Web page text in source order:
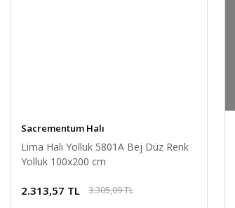
Sacrementum Halı
Lima Halı Yolluk 5801A Bej Düz Renk
Yolluk 100x200 cm
2.313,57 TL 3.305,09 TL